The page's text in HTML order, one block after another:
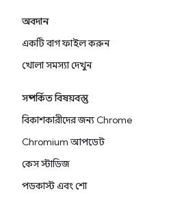
অবদান
একটি বাগ ফাইল করুন
খোলা সমস্যা দেখুন
সম্পর্কিত বিষয়বস্তু
বিকাশকারীদের জন্য Chrome
Chromium আপডেট
কেস স্টাডিজ
পডকাস্ট এবং শো